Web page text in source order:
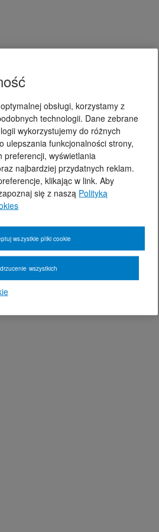
obsługi, korzystamy z
technologii. Dane zebrane
wykorzystujemy do różnych
ulepszania funkcjonalności strony,
preferencji, wyświetlania
najbardziej przydatnych reklam.
klikając w link. Aby
się z naszą Polityką
wszystkich
wszystkie pliki cookie